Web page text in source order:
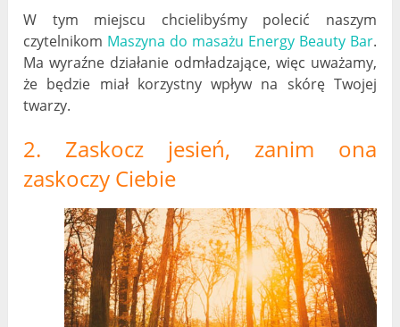
W tym miejscu chcielibyśmy polecić naszym
czytelnikom Maszyna do masażu Energy Beauty Bar.
Ma wyraźne działanie odmładzające, więc uważamy,
że będzie miał korzystny wpływ na skórę Twojej
twarzy.
2. Zaskocz jesień, zanim ona
zaskoczy Ciebie